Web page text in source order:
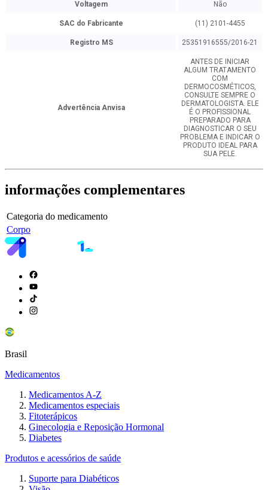
Voltagem Não
SAC do Fabricante (11) 2101-4455
Registro MS 25351916555/2016-21
Advertência Anvisa
ANTES DE INICIAR
ALGUM TRATAMENTO
COM
DERMOCOSMÉTICOS,
CONSULTE SEMPRE O
DERMATOLOGISTA. ELE
É O PROFISSIONAL
PREPARADO PARA
DIAGNOSTICAR O SEU
PROBLEMA E INDICAR O
PRODUTO IDEAL PARA
SUA PELE.
informações complementares
Categoria do medicamento
Corpo
Brasil
Medicamentos
Medicamentos A-Z
Medicamentos especiais
Fitoterápicos
Ginecologia e Reposição Hormonal
Diabetes
Produtos e acessórios de saúde
Suporte para Diabéticos